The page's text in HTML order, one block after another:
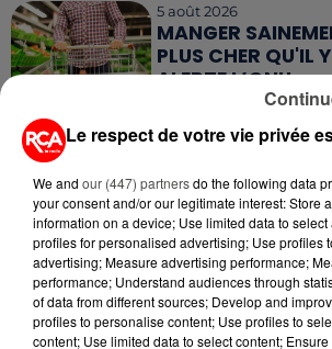
5 août 2026
MANGER
PLUS CHER QU'IL
ALERTE L’ONU
5 août 2026
QUELLES SONT
OFFRENT LE
RETROUVEZ TOUTE L'ACTU DE
Le respect de votre vie privée
We and our (447) partnersdo the following data
your consent and/or our legitimate interest: Store
information on a device; Use limited data to
profiles for personalised advertising; Use profiles
advertising; Measure advertising performance;
performance; Understand audiences through
of data from different sources; Develop and
profiles to personalise content; Use profiles to
content; Use limited data to select content;